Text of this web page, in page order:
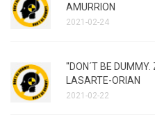
AMURRION
2021-02-24
"DON´T BE DUMMY.
LASARTE-ORIAN
2021-02-22